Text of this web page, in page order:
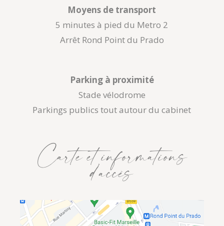
Moyens de transport
5 minutes à pied du Metro 2
Arrêt Rond Point du Prado
Parking à proximité
Stade vélodrome
Parkings publics tout autour du cabinet
Carte et informations
d’accès